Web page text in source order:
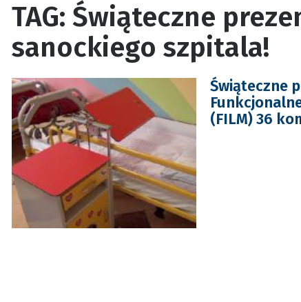
TAG: Świąteczne
sanockiego szpitala!
Świąteczne
(FILM) 36